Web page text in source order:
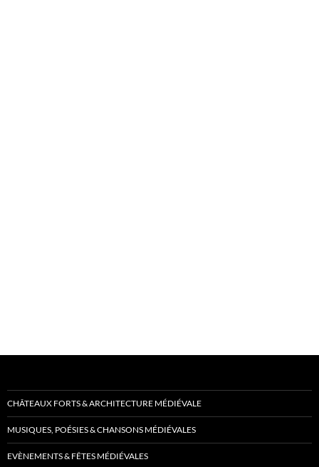
CHÂTEAUX FORTS & ARCHITECTURE MÉDIÉVALE
MUSIQUES, POÉSIES & CHANSONS MÉDIÉVALES
EVÈNEMENTS & FÊTES MÉDIÉVALES